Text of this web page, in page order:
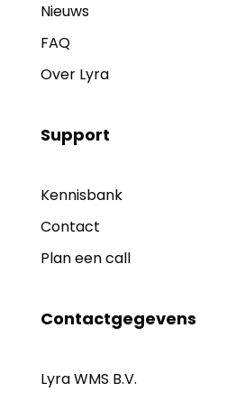
Nieuws
FAQ
Over Lyra
Support
Kennisbank
Contact
Plan een call
Contactgegevens
Lyra WMS B.V.